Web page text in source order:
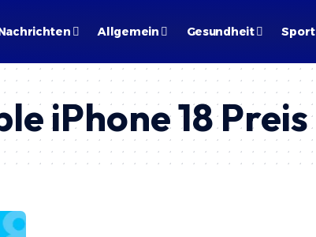
Allgemein Gesundheit Sport
iPhone 18 Preis